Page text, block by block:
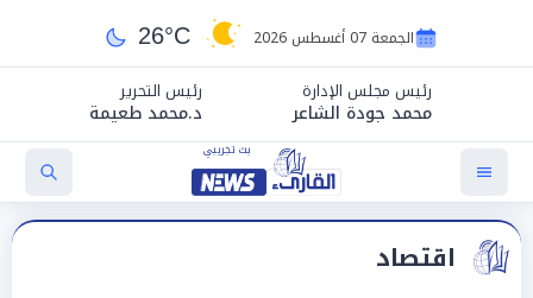
الجمعة 07 أغسطس 2026 26°C
رئيس مجلس الإدارة
محمد جودة الشاعر
رئيس التحرير
د.محمد طعيمة
اقتصاد